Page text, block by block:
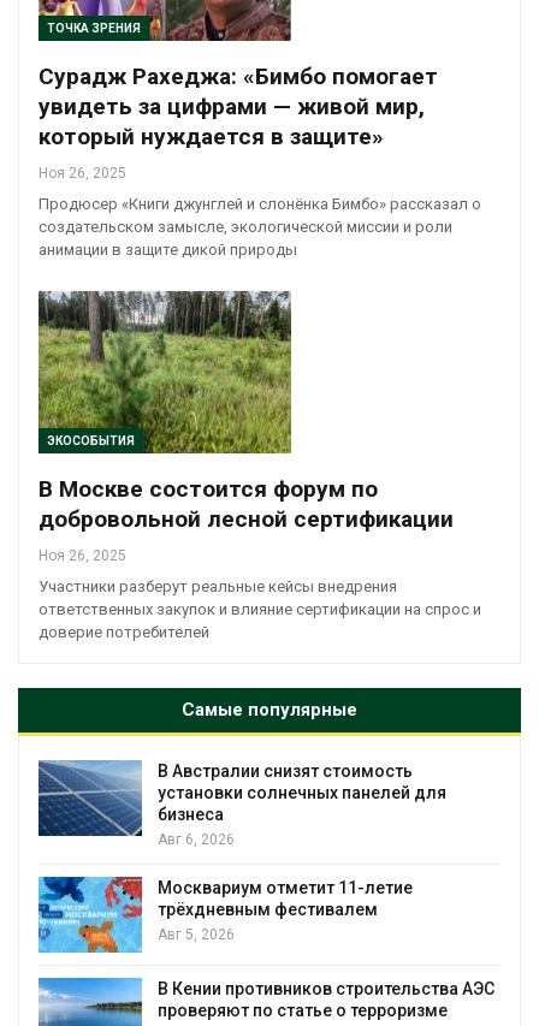
ТОЧКА ЗРЕНИЯ
Сурадж Рахеджа: «Бимбо помогает
увидеть за цифрами — живой мир,
который нуждается в защите»
Ноя 26, 2025
Продюсер «Книги джунглей и слонёнка Бимбо» рассказал о
создательском замысле, экологической миссии и роли
анимации в защите дикой природы
ЭКОСОБЫТИЯ
В Москве состоится форум по
добровольной лесной сертификации
Ноя 26, 2025
Участники разберут реальные кейсы внедрения
ответственных закупок и влияние сертификации на спрос и
доверие потребителей
Самые популярные
В Австралии снизят стоимость
установки солнечных панелей для
бизнеса
Авг 6, 2026
Москвариум отметит 11-летие
трёхдневным фестивалем
Авг 5, 2026
В Кении противников строительства АЭС
проверяют по статье о терроризме